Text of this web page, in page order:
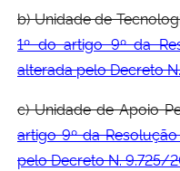
b) Unidade de
1º do artigo 9º da
alterada pelo Decreto
c) Unidade de Apoio
artigo 9º da
pelo Decreto N. 9.725/